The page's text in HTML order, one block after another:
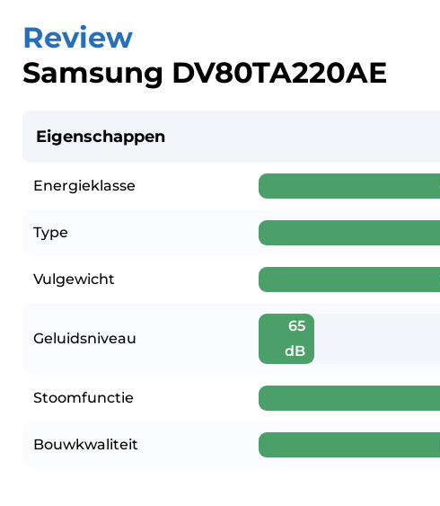
Review
Samsung DV80TA220AE
Eigenschappen
Energieklasse
Type
Vulgewicht
Geluidsniveau
65
dB
Stoomfunctie
Bouwkwaliteit